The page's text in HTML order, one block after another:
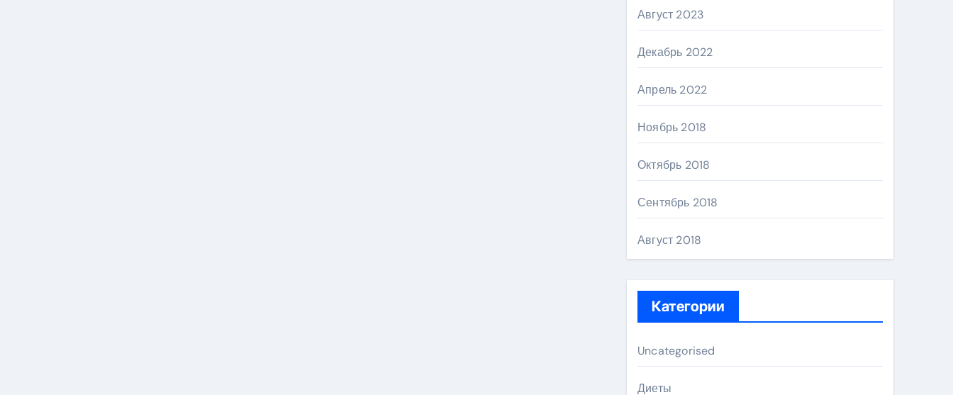
Август 2023
Декабрь 2022
Апрель 2022
Ноябрь 2018
Октябрь 2018
Сентябрь 2018
Август 2018
Категории
Uncategorised
Диеты